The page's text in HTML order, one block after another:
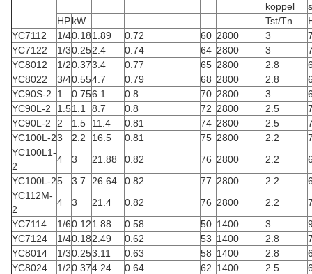
koppel
HPkW Tst/Tn
YC7112
1/40.181.89 0.72 60 2800 3
YC7122
1/30.252.4 0.74 64 2800 3
YC8012
1/20.373.4 0.77 65 2800 2.8
YC8022
3/40.554.7 0.79 68 2800 2.8
YC90S-2
1 0.756.1 0.8 70 2800 3
YC90L-2
1.51.1 8.7 0.8 72 2800 2.5
YC90L-2
2 1.5 11.4 0.81 74 2800 2.5
YC100L-23 2.2 16.5 0.81 75 2800 2.2
YC100L1-
2
4 3 21.88 0.82 76 2800 2.2
YC100L-25 3.7 26.64 0.82 77 2800 2.2
YC112M-
2
4 3 21.4 0.82 76 2800 2.2
YC7114
1/60.121.88 0.58 50 1400 3
YC7124
1/40.182.49 0.62 53 1400 2.8
YC8014
1/30.253.11 0.63 58 1400 2.8
YC8024
1/20.374.24 0.64 62 1400 2.5